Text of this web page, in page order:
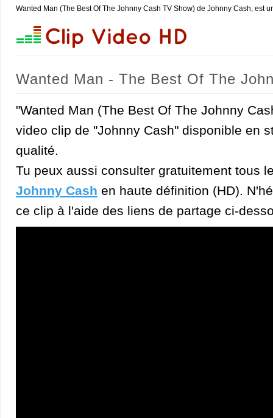
Wanted Man (The Best Of The Johnny Cash TV Show) de Johnny Cash, est
Wanted Man - The Best Of The
"Wanted Man (The Best Of The Johnny
video clip de "Johnny Cash" disponible en
qualité.
Tu peux aussi consulter gratuitement tous
Johnny Cash en haute définition (HD).
ce clip à l'aide des liens de partage ci-